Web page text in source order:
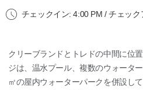
チェックイン: 4:00 PM / チェッ
クリーブランドとトレドの中間に位
ジは、温水プール、複数のウォータ
㎡の屋内ウォーターパークを併設し